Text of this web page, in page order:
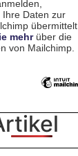
Ihre Daten zur
übermittelt
mehrüber die
von Mailchimp.